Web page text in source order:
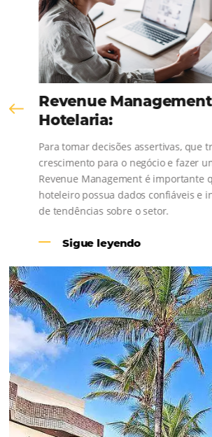
Comunidad
¡Consulta nuestros contenidos,
conoce los testimonios de
Revenue
Hotelaria:
Para tomar decisões
crescimento para o negócio e
Revenue Management é
hoteleiro possua dados